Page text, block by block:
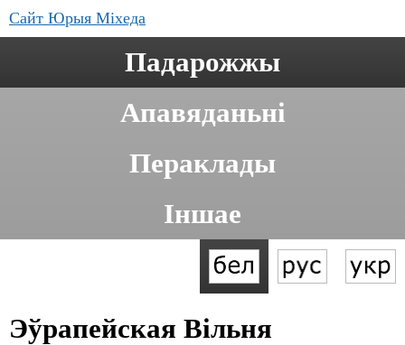
Сайт Юрыя Міхеда
Падарожжы
Апавяданьні
Пераклады
Іншае
Эўрапейская Вільня